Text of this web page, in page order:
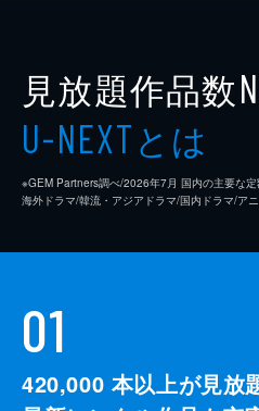
見放題作品数
U-NEXTとは
※GEM Partners調べ/2026年7⽉ 国内の主要な
海外ドラマ/韓流・アジアドラマ/国内ドラマ/ア
01
420,000 本以上が見放